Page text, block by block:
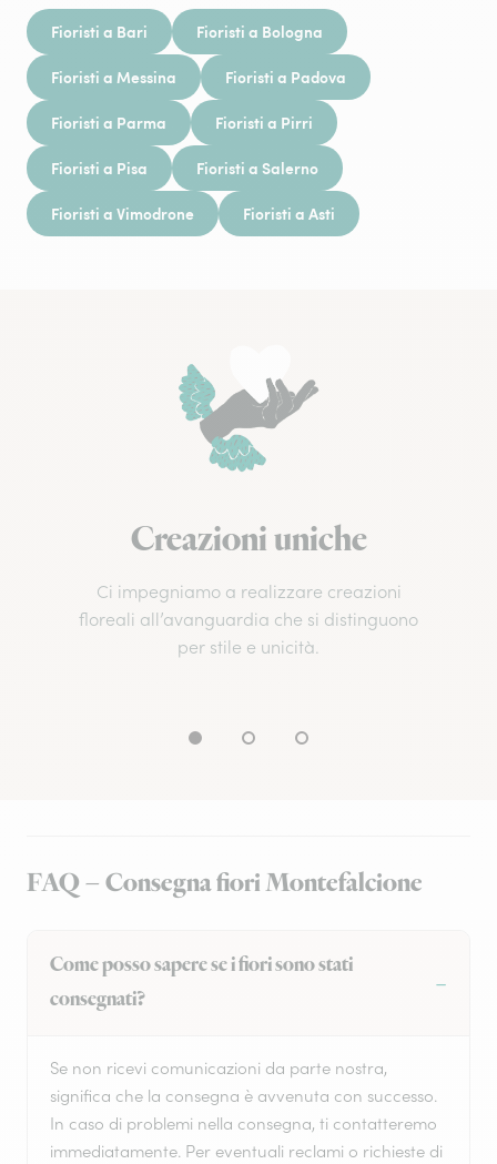
Fioristi a Bari Fioristi a Bologna
Fioristi a Messina Fioristi a Padova
Fioristi a Parma Fioristi a Pirri
Fioristi a Pisa Fioristi a Salerno
Fioristi a Vimodrone Fioristi a Asti
Creazioni uniche
Ci impegniamo a realizzare creazioni
floreali all’avanguardia che si distinguono
per stile e unicità.
FAQ – Consegna fiori Montefalcione
Come posso sapere se i fiori sono stati
consegnati?
Se non ricevi comunicazioni da parte nostra,
significa che la consegna è avvenuta con successo.
In caso di problemi nella consegna, ti contatteremo
immediatamente. Per eventuali reclami o richieste di